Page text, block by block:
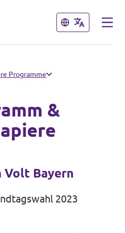
Schließen
Schließen
Programme
&
Volt Bayern
2023